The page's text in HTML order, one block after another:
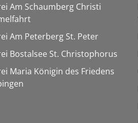
Am Schaumberg Christi
Am Peterberg St. Peter
Bostalsee St. Christophorus
Maria Königin des Friedens